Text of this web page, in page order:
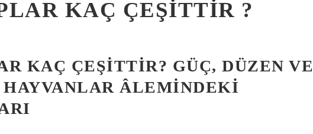
KAÇ ÇEŞITTIR ?
KAÇ ÇEŞITTIR? GÜÇ, DÜZEN VE
HAYVANLAR ÂLEMINDEKI